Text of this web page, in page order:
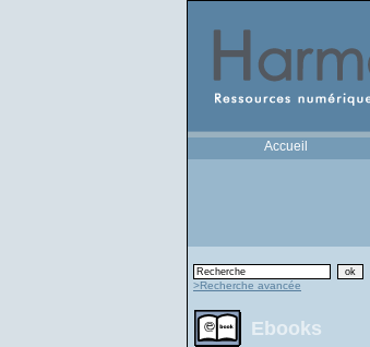
Accueil
>Recherche avancée
Ebooks